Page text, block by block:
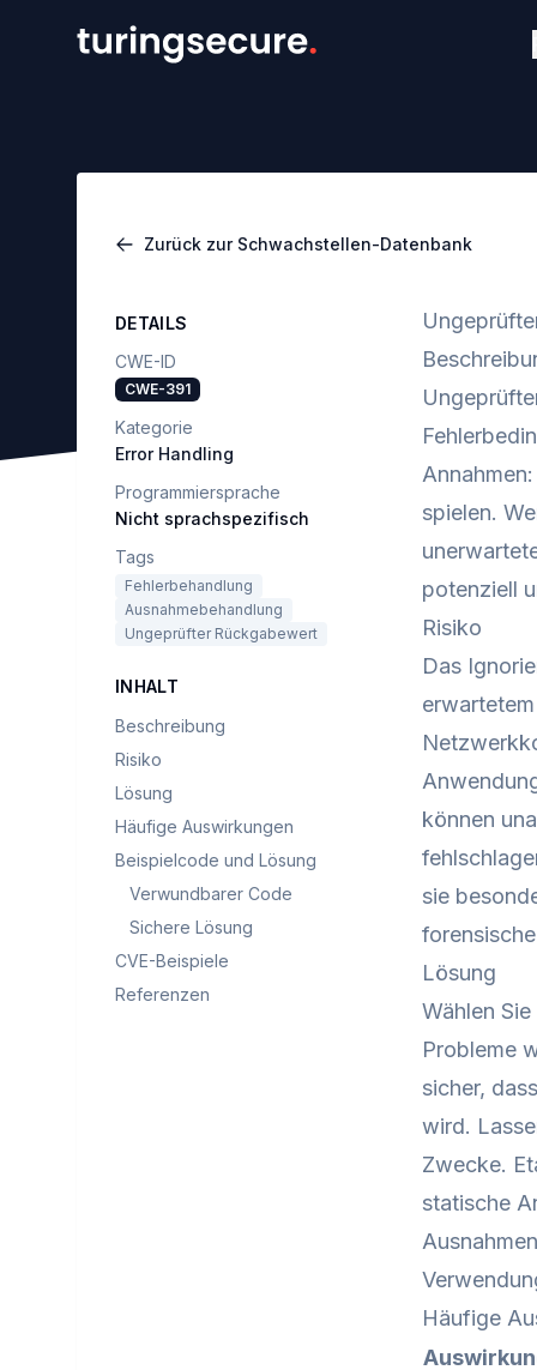
Zurück zur Schwachstellen-Datenbank
DETAILS
CWE-ID
CWE-391
Kategorie
Error Handling
Programmiersprache
Nicht sprachspezifisch
Tags
Fehlerbehandlung
Ausnahmebehandlung
Ungeprüfter Rückgabewert
INHALT
Beschreibung
Risiko
Lösung
Häufige Auswirkungen
Beispielcode und Lösung
Verwundbarer Code
Sichere Lösung
CVE-Beispiele
Referenzen
spielen.
potenziell
Risiko
Das
können
sie
Lösung
Wählen
Probleme
sicher,
wird.
Zwecke.
statische
Häufige